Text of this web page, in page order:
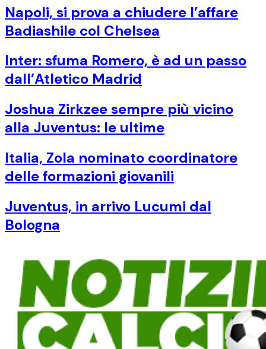
Napoli, si prova a chiudere l’affare
Badiashile col Chelsea
Inter: sfuma Romero, è ad un passo
dall’Atletico Madrid
Joshua Zirkzee sempre più vicino
alla Juventus: le ultime
Italia, Zola nominato coordinatore
delle formazioni giovanili
Juventus, in arrivo Lucumi dal
Bologna